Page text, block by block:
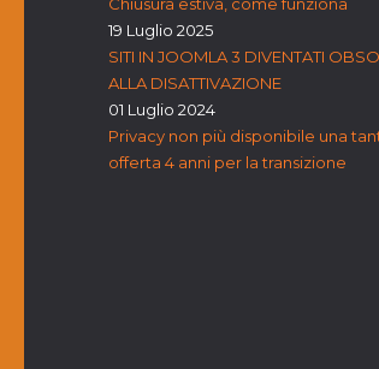
19 Luglio 2025
SITI IN JOOMLA 3 DIVENTATI
ALLA DISATTIVAZIONE
01 Luglio 2024
Privacy non più disponibile una
offerta 4 anni per la transizione